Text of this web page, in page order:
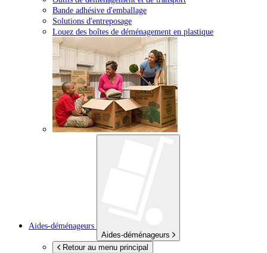
Bande adhésive d'emballage
Solutions d'entreposage
Louez des boîtes de déménagement en plastique
Aides-déménageurs
Aides-déménageurs
Retour au menu principal